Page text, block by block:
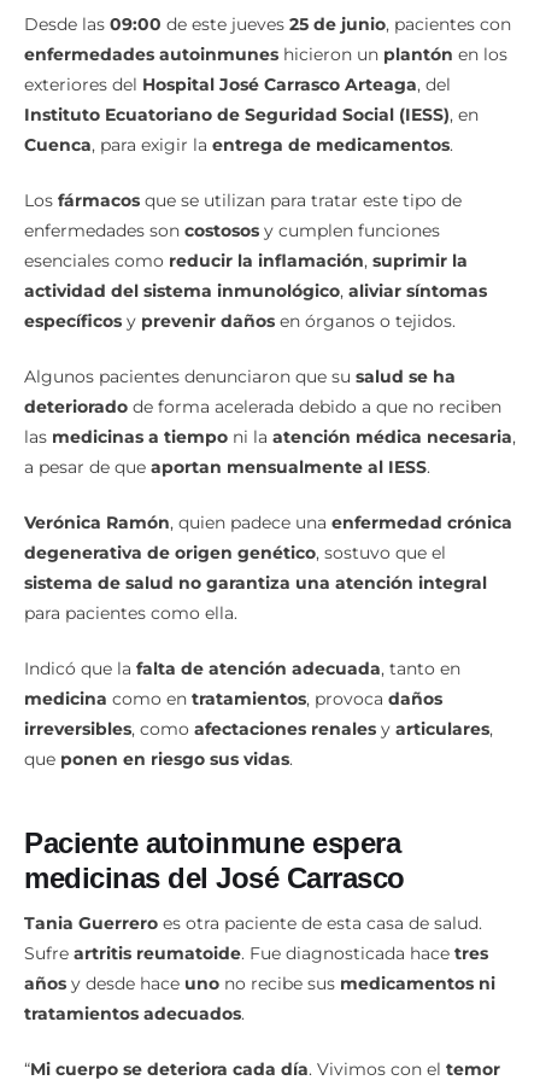
Desde las 09:00 de este jueves 25 de junio, pacientes con
enfermedades autoinmunes hicieron un plantón en los
exteriores del Hospital José Carrasco Arteaga, del
Instituto Ecuatoriano de Seguridad Social (IESS), en
Cuenca, para exigir la entrega de medicamentos.
Los fármacos que se utilizan para tratar este tipo de
enfermedades son costosos y cumplen funciones
esenciales como reducir la inflamación, suprimir la
actividad del sistema inmunológico, aliviar síntomas
específicos y prevenir daños en órganos o tejidos.
Algunos pacientes denunciaron que su salud se ha
deteriorado de forma acelerada debido a que no reciben
las medicinas a tiempo ni la atención médica necesaria,
a pesar de que aportan mensualmente al IESS.
Verónica Ramón, quien padece una enfermedad crónica
degenerativa de origen genético, sostuvo que el
sistema de salud no garantiza una atención integral
para pacientes como ella.
Indicó que la falta de atención adecuada, tanto en
medicina como en tratamientos, provoca daños
irreversibles, como afectaciones renales y articulares,
que ponen en riesgo sus vidas.
Paciente autoinmune espera
medicinas del José Carrasco
Tania Guerrero es otra paciente de esta casa de salud.
Sufre artritis reumatoide. Fue diagnosticada hace tres
años y desde hace uno no recibe sus medicamentos ni
tratamientos adecuados.
“Mi cuerpo se deteriora cada día. Vivimos con el temor